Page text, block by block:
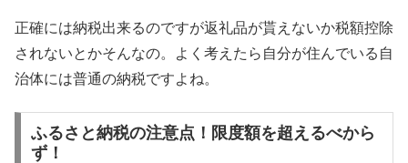
正確には納税出来るのですが返礼品が貰えないか税額控除
されないとかそんなの。よく考えたら自分が住んでいる自
治体には普通の納税ですよね。
ふるさと納税の注意点！限度額を超えるべから
ず！